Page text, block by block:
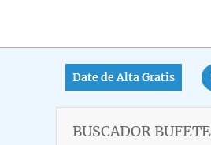
Date de Alta Gratis
BUSCADOR